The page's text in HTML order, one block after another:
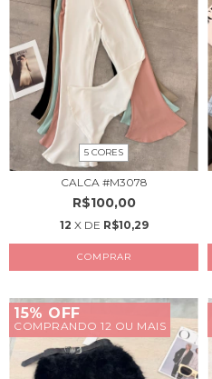
5 CORES
CALCA #M3078
R$100,00
12 X DE R$10,29
COMPRAR
15% OFF
COMPRANDO 12 OU MAIS